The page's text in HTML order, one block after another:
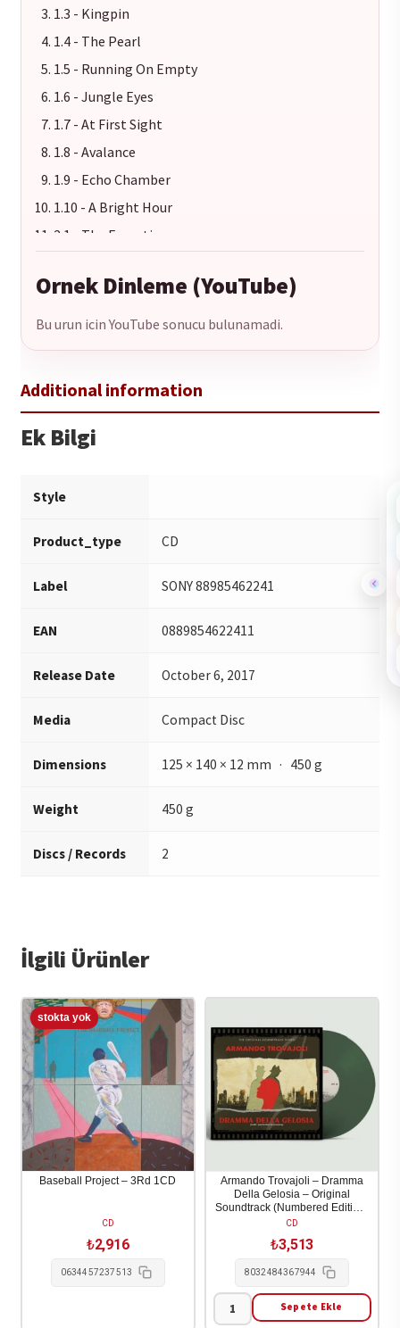
1.3 - Kingpin
1.4 - The Pearl
1.5 - Running On Empty
1.6 - Jungle Eyes
1.7 - At First Sight
1.8 - Avalance
1.9 - Echo Chamber
1.10 - A Bright Hour
2.1 - The Execution
2.3 - Kingpin
2.4 - The Pearl
2.5 - Running On Empty
2.7 - At First Sight
2.8 - Avalanche
Ornek Dinleme (YouTube)
Bu urun icin YouTube sonucu bulunamadi.
Ek Bilgi
Style
Product_type CD
Label SONY 88985462241
EAN 0889854622411
Release Date October 6, 2017
Media Compact Disc
Dimensions 125 × 140 × 12 mm · 450 g
Weight 450 g
Discs / Records 2
İlgili Ürünler
Baseball Project – 3Rd 1CD
CD
₺2,916
0634457237513
Armando Trovajoli – Dramma
Della Gelosia – Original
Soundtrack (Numbered Edition)
(Trasparent Green Vinyl) 1CD
CD
₺3,513
8032484367944
Armando
Sepete Ekle